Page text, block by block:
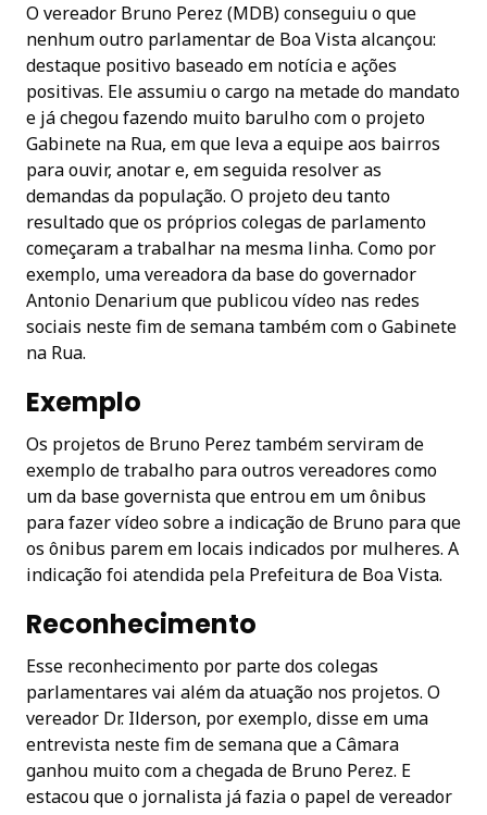
O vereador Bruno Perez (MDB) conseguiu o que
nenhum outro parlamentar de Boa Vista alcançou:
destaque positivo baseado em notícia e ações
positivas. Ele assumiu o cargo na metade do mandato
e já chegou fazendo muito barulho com o projeto
Gabinete na Rua, em que leva a equipe aos bairros
para ouvir, anotar e, em seguida resolver as
demandas da população. O projeto deu tanto
resultado que os próprios colegas de parlamento
começaram a trabalhar na mesma linha. Como por
exemplo, uma vereadora da base do governador
Antonio Denarium que publicou vídeo nas redes
sociais neste fim de semana também com o Gabinete
na Rua.
Exemplo
Os projetos de Bruno Perez também serviram de
exemplo de trabalho para outros vereadores como
um da base governista que entrou em um ônibus
para fazer vídeo sobre a indicação de Bruno para que
os ônibus parem em locais indicados por mulheres. A
indicação foi atendida pela Prefeitura de Boa Vista.
Reconhecimento
Esse reconhecimento por parte dos colegas
parlamentares vai além da atuação nos projetos. O
vereador Dr. Ilderson, por exemplo, disse em uma
entrevista neste fim de semana que a Câmara
ganhou muito com a chegada de Bruno Perez. E
estacou que o jornalista já fazia o papel de vereador